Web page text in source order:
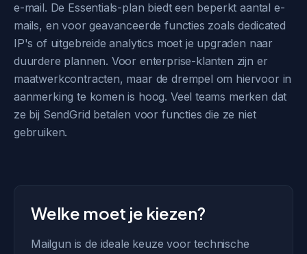
e-mail. De Essentials-plan biedt een beperkt aantal e-
mails, en voor geavanceerde functies zoals dedicated
IP's of uitgebreide analytics moet je upgraden naar
duurdere plannen. Voor enterprise-klanten zijn er
maatwerkcontracten, maar de drempel om hiervoor in
aanmerking te komen is hoog. Veel teams merken dat
ze bij SendGrid betalen voor functies die ze niet
gebruiken.
Welke moet je kiezen?
Mailgun is de ideale keuze voor technische